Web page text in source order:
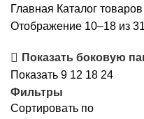
Главная Каталог
Отображение 10–18 из 31
Показать боковую
Показать 9 12 18 24
Фильтры
Сортировать по